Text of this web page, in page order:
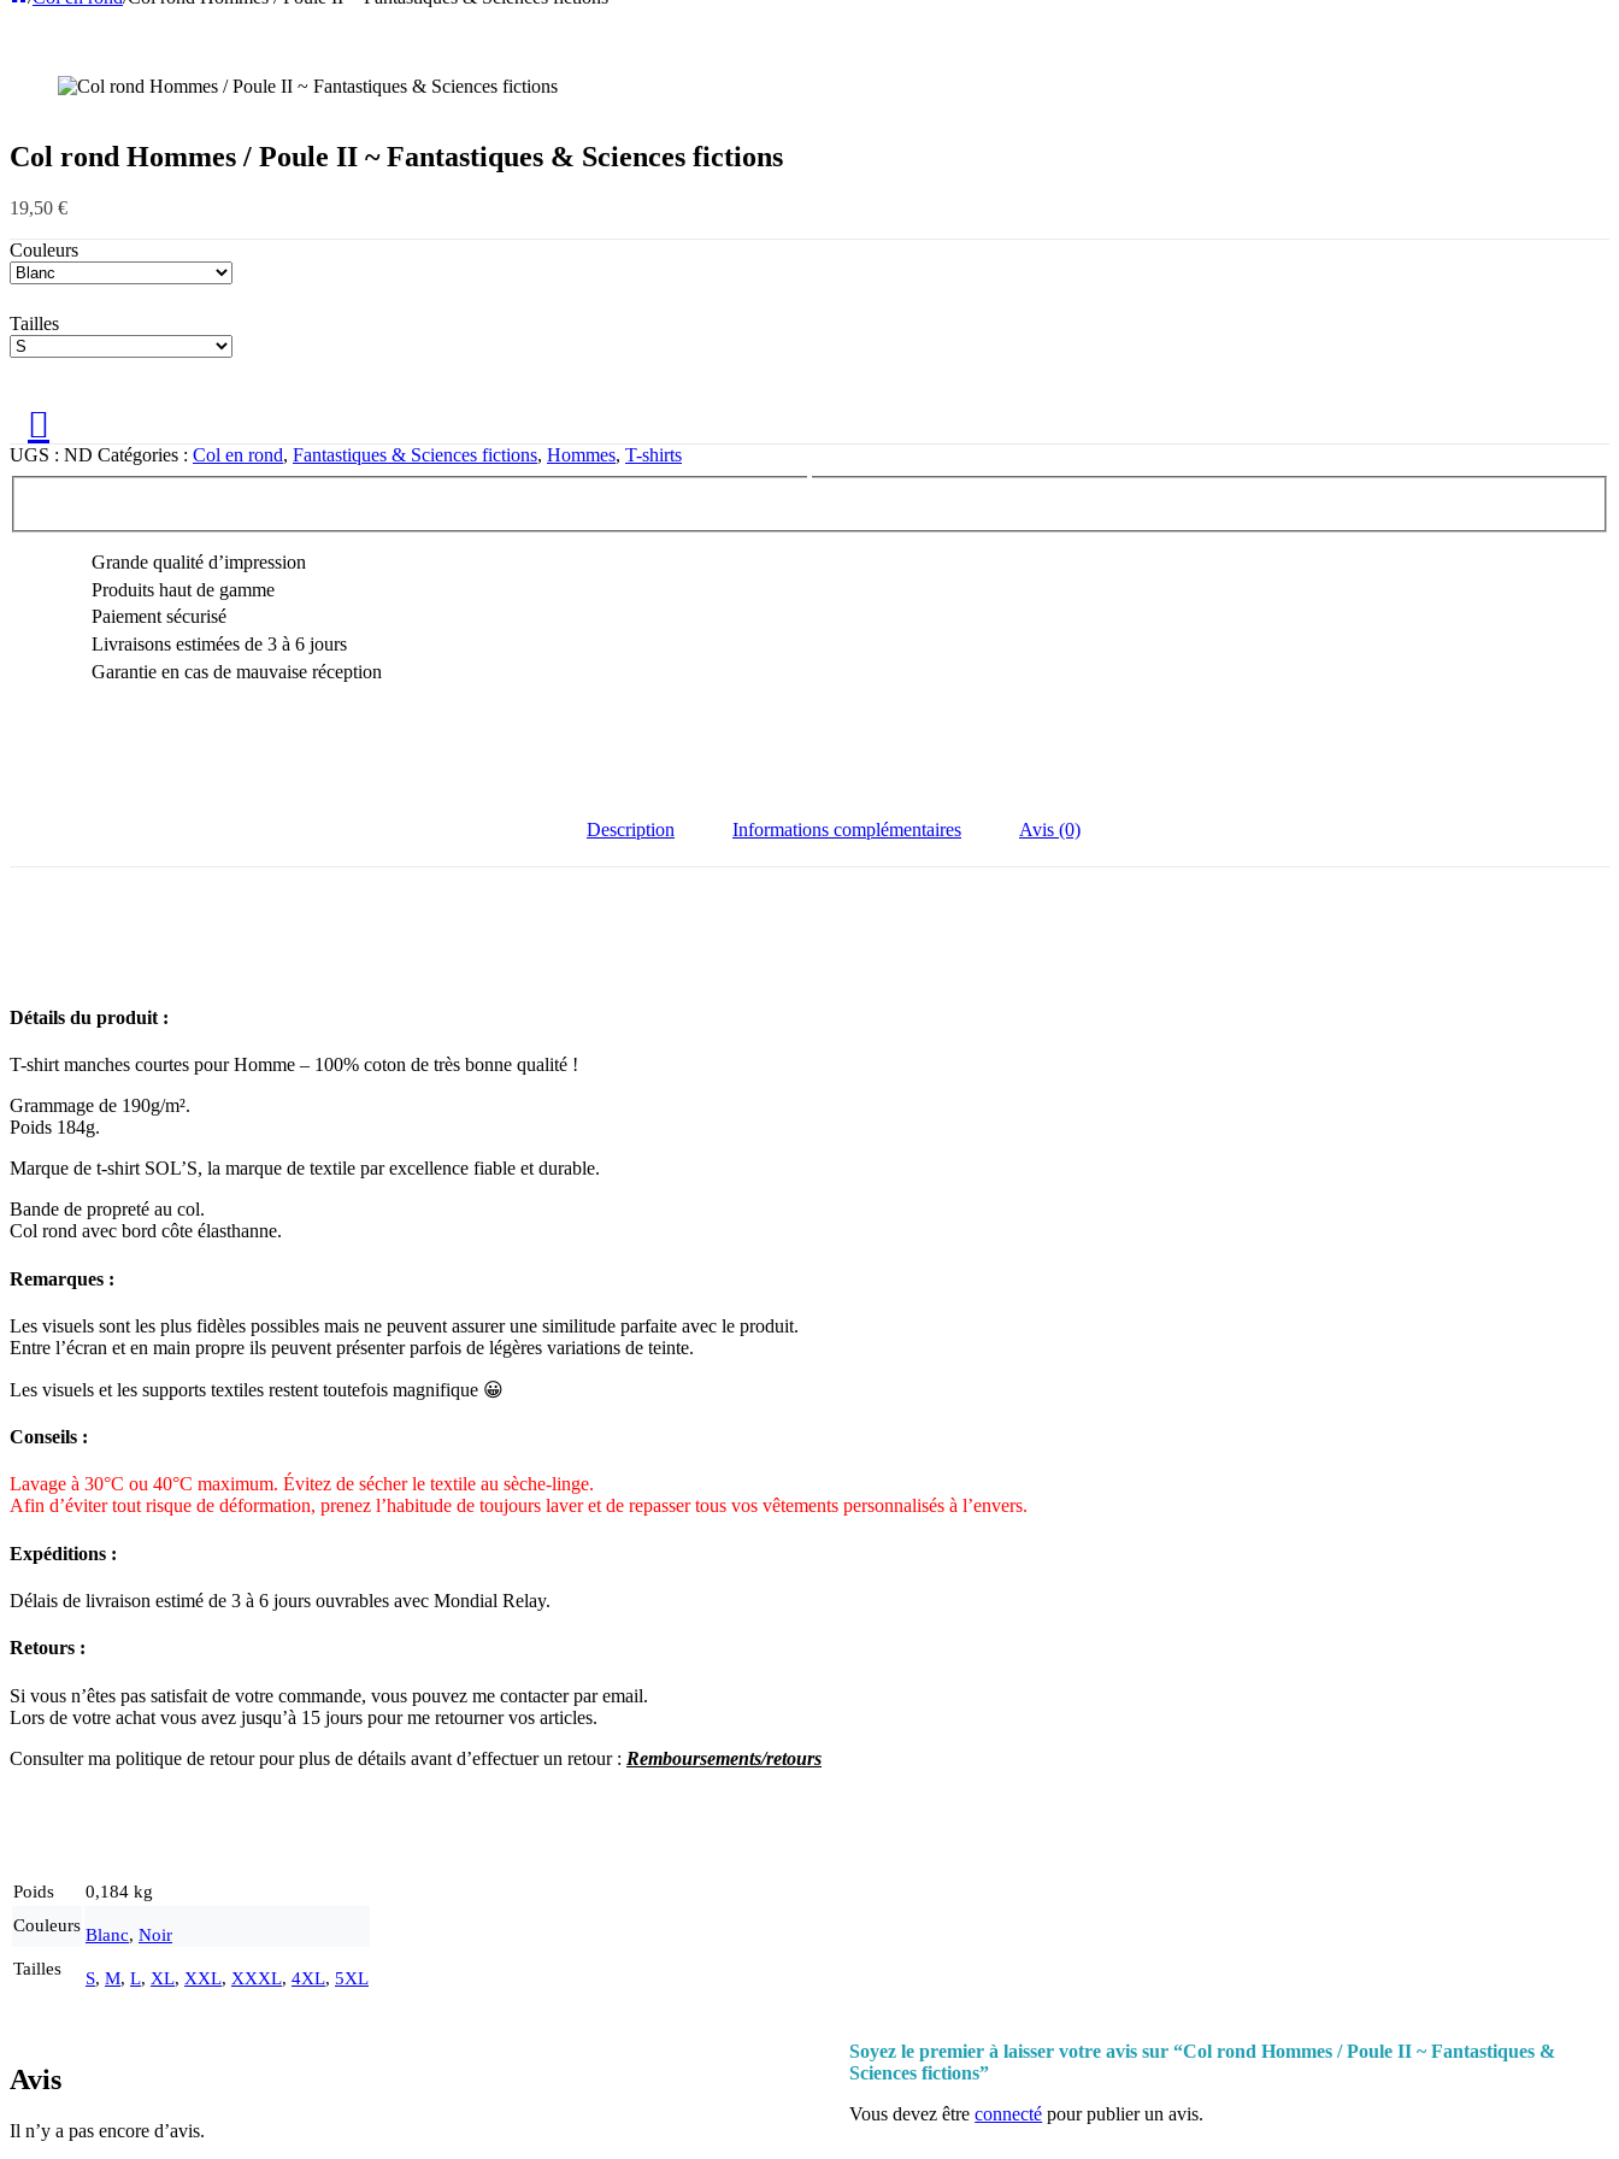
Col rond Hommes / Poule II ~ Fantastiques & Sciences fictions
19,50 €
Couleurs
Tailles
UGS : ND Catégories : Col en rond, Fantastiques & Sciences fictions, Hommes, T-shirts
Grande qualité d’impression
Produits haut de gamme
Paiement sécurisé
Livraisons estimées de 3 à 6 jours
Garantie en cas de mauvaise réception
Description Informations complémentaires Avis (0)
Détails du produit :
T-shirt manches courtes pour Homme – 100% coton de très bonne qualité !
Grammage de 190g/m².
Poids 184g.
Marque de t-shirt SOL’S, la marque de textile par excellence fiable et durable.
Bande de propreté au col.
Col rond avec bord côte élasthanne.
Remarques :
Les visuels sont les plus fidèles possibles mais ne peuvent assurer une similitude parfaite avec le produit.
Entre l’écran et en main propre ils peuvent présenter parfois de légères variations de teinte.
Les visuels et les supports textiles restent toutefois magnifique 😀
Conseils :
Lavage à 30°C ou 40°C maximum. Évitez de sécher le textile au sèche-linge.
Afin d’éviter tout risque de déformation, prenez l’habitude de toujours laver et de repasser tous vos vêtements personnalisés à l’envers.
Expéditions :
Délais de livraison estimé de 3 à 6 jours ouvrables avec Mondial Relay.
Retours :
Si vous n’êtes pas satisfait de votre commande, vous pouvez me contacter par email.
Lors de votre achat vous avez jusqu’à 15 jours pour me retourner vos articles.
Consulter ma politique de retour pour plus de détails avant d’effectuer un retour : Remboursements/retours
Poids
0,184 kg
Couleurs Blanc, Noir
Tailles
S, M, L, XL, XXL, XXXL, 4XL, 5XL
Avis
Il n’y a pas encore d’avis.
Soyez le premier à laisser votre avis sur “Col rond Hommes / Poule II ~ Fantastiques &
Sciences fictions”
Vous devez êtreconnecté pour publier un avis.